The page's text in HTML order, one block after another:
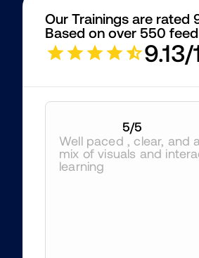
Our Trainings are rated
Based on over 550
9.13/
5/5
Well paced , clear, and
mix of visuals and
learning